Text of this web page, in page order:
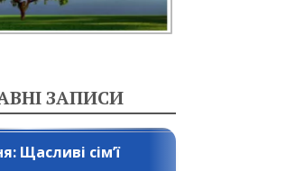
ЗАПИСИ
Щасливі сім’ї